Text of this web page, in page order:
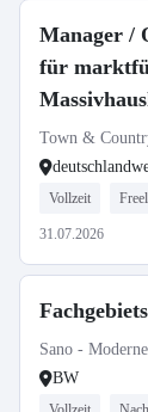
Manager /
für
Town &
Vollzeit
31.07.2026
Sano -
BW